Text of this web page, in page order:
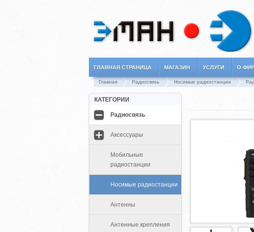
ГЛАВНАЯ СТРАНИЦА МАГАЗИН УСЛУГИ О
Главная Радиосвязь Носимые радиостанции
КАТЕГОРИИ
Радиосвязь
Аксессуары
Мобильные
радиостанции
Носимые радиостанции
Антенны
Антенные крепления